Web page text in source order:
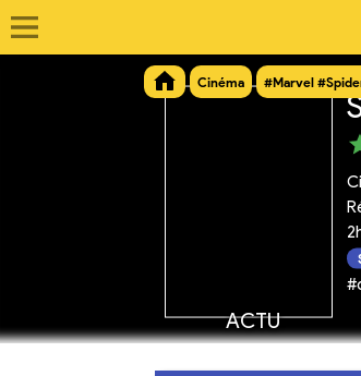
Cinéma #Marvel
ACTU